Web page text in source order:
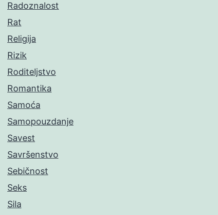
Radoznalost
Rat
Religija
Rizik
Roditeljstvo
Romantika
Samoća
Samopouzdanje
Savest
Savršenstvo
Sebičnost
Seks
Sila